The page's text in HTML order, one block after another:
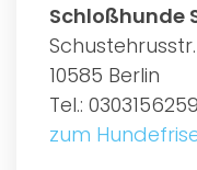
Schloßhunde
Schustehrusstr.
10585 Berlin
Tel.:
zum